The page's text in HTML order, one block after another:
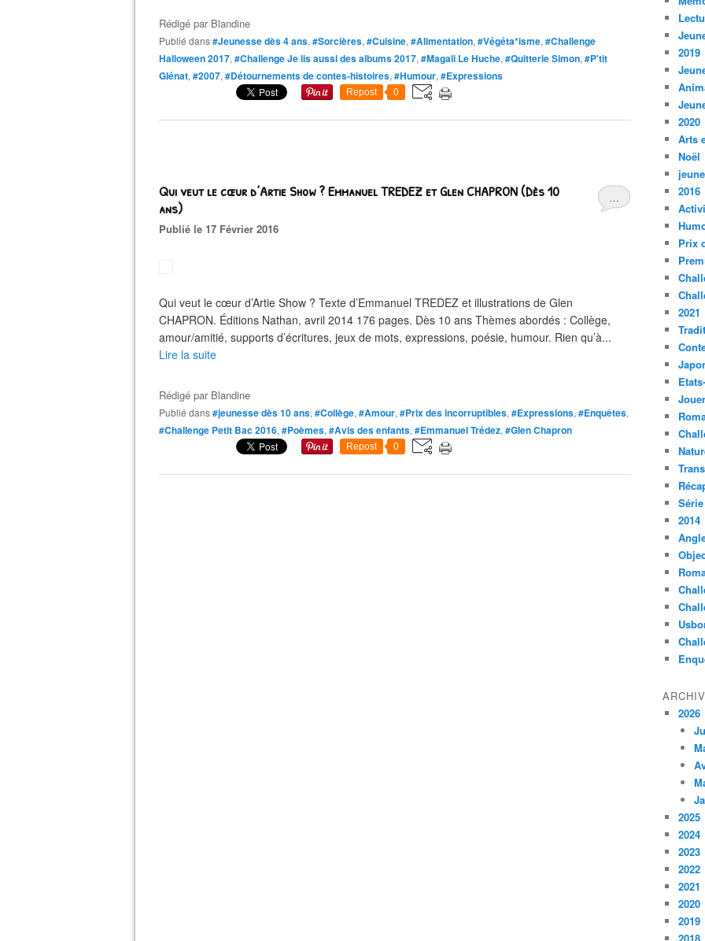
Rédigé par Blandine
Publié dans#Jeunesse dès 4 ans, #Sorcières, #Cuisine, #Alimentation, #Végéta*isme, #Challenge
Halloween 2017, #Challenge Je lis aussi des albums 2017, #Magali Le Huche, #Quitterie Simon, #P'tit
Glénat, #2007, #Détournements de contes-histoires, #Humour, #Expressions
Repost 0
…
Qui veut le cœur d’Artie Show ? Emmanuel TREDEZ et Glen CHAPRON (Dès 10
ans)
Publié le 17 Février 2016
Qui veut le cœur d’Artie Show ? Texte d’Emmanuel TREDEZ et illustrations de Glen
CHAPRON. Éditions Nathan, avril 2014 176 pages. Dès 10 ans Thèmes abordés : Collège,
amour/amitié, supports d’écritures, jeux de mots, expressions, poésie, humour. Rien qu’à...
Lire la suite
Rédigé par Blandine
Publié dans#jeunesse dès 10 ans, #Collège, #Amour, #Prix des incorruptibles, #Expressions, #Enquêtes,
#Challenge Petit Bac 2016, #Poèmes, #Avis des enfants, #Emmanuel Trédez, #Glen Chapron
Repost 0
2019
2020
Arts
Noël
2016
Prix
2021
Série
2014
2026
2025
2024
2023
2022
2021
2020
2019